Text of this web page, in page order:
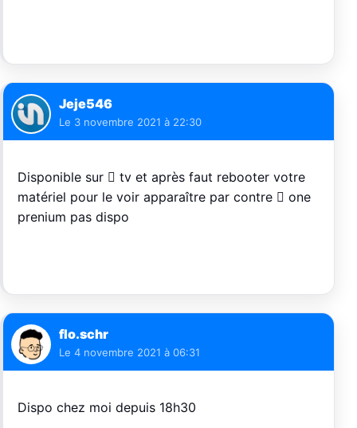
Jeje546
Le 3 novembre 2021 à 22:30
Disponible sur  tv et après faut rebooter votre
matériel pour le voir apparaître par contre  one
prenium pas dispo
flo.schr
Le 4 novembre 2021 à 06:31
Dispo chez moi depuis 18h30